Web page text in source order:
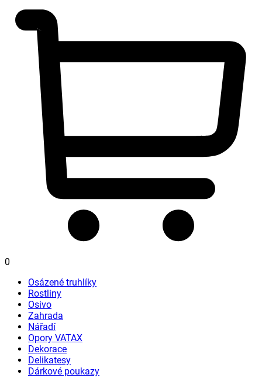
0
Osázené truhlíky
Rostliny
Osivo
Zahrada
Nářadí
Opory VATAX
Dekorace
Delikatesy
Dárkové poukazy